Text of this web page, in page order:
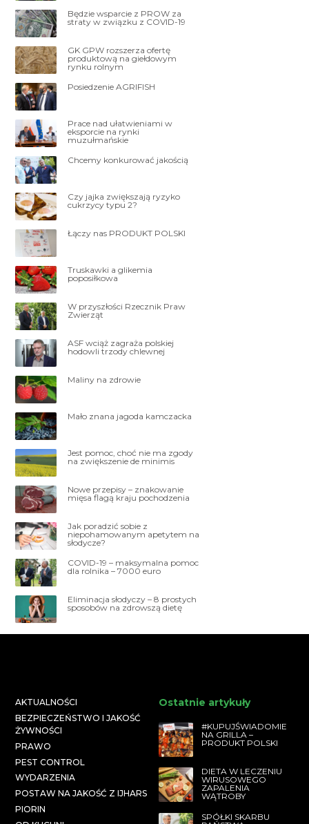
Będzie wsparcie z PROW za
straty w związku z COVID-19
GK GPW rozszerza ofertę
produktową na giełdowym
rynku rolnym
Posiedzenie AGRIFISH
Prace nad ułatwieniami w
eksporcie na rynki
muzułmańskie
Chcemy konkurować jakością
Czy jajka zwiększają ryzyko
cukrzycy typu 2?
Łączy nas PRODUKT POLSKI
Truskawki a glikemia
poposiłkowa
W przyszłości Rzecznik Praw
Zwierząt
ASF wciąż zagraża polskiej
hodowli trzody chlewnej
Maliny na zdrowie
Mało znana jagoda kamczacka
Jest pomoc, choć nie ma zgody
na zwiększenie de minimis
Nowe przepisy – znakowanie
mięsa flagą kraju pochodzenia
Jak poradzić sobie z
niepohamowanym apetytem na
słodycze?
COVID-19 – maksymalna pomoc
dla rolnika – 7000 euro
Eliminacja słodyczy – 8 prostych
sposobów na zdrowszą dietę
AKTUALNOŚCI
BEZPIECZEŃSTWO I JAKOŚĆ
ŻYWNOŚCI
PRAWO
PEST CONTROL
WYDARZENIA
POSTAW NA JAKOŚĆ Z IJHARS
PIORIN
Ostatnie artykuły
#KUPUJŚWIADOMIE
NA GRILLA –
PRODUKT POLSKI
DIETA W LECZENIU
WIRUSOWEGO
ZAPALENIA
WĄTROBY
SPÓŁKI SKARBU